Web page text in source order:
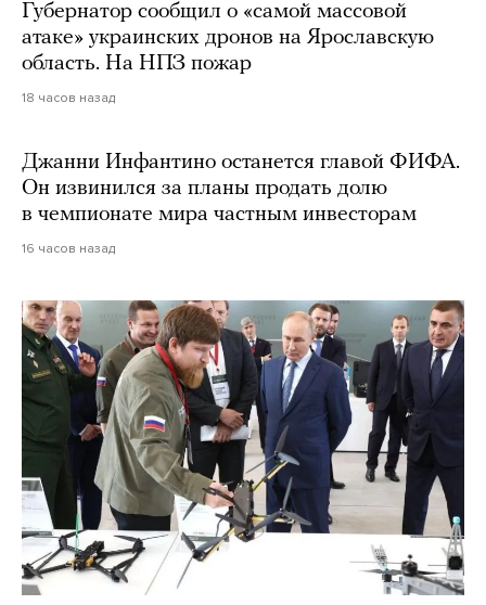
Губернатор сообщил о «самой массовой
атаке» украинских дронов на Ярославскую
область. На НПЗ пожар
18 часов назад
Джанни Инфантино останется главой ФИФА.
Он извинился за планы продать долю
в чемпионате мира частным инвесторам
16 часов назад